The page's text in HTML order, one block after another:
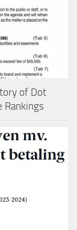
of Dot
Rankings